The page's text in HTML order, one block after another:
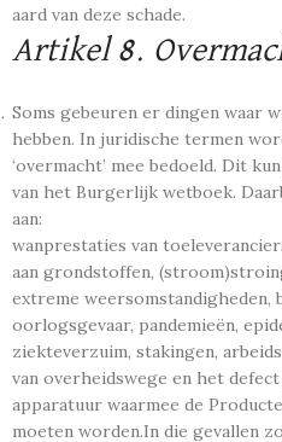
aard van deze schade.
Artikel 8.
Soms gebeuren er dingen waar
hebben. In juridische termen
‘overmacht’ mee bedoeld. Dit
van het Burgerlijk wetboek.
aan:
wanprestaties van
aan grondstoffen,
extreme weersomstandigheden,
oorlogsgevaar, pandemieën,
ziekteverzuim, stakingen,
van overheidswege en het
apparatuur waarmee de
moeten worden.In die gevallen